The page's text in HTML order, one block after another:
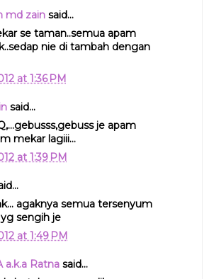
md zainsaid...
se taman..semua apam
nie di tambah dengan
at 1:36 PM
said...
je apam
mekar lagiii...
at 1:39 PM
agaknya semua tersenyum
sengih je
at 1:49 PM
a.k.a Ratnasaid...